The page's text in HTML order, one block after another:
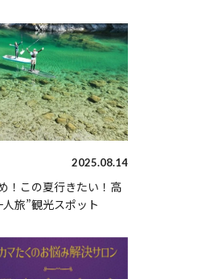
2025.08.14
！この夏行きたい！高
旅”観光スポット